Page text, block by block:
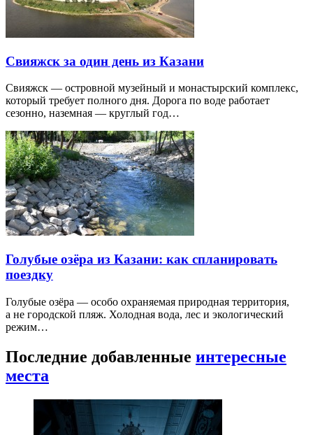
Свияжск за один день из Казани
Свияжск — островной музейный и монастырский комплекс,
который требует полного дня. Дорога по воде работает
сезонно, наземная — круглый год…
Голубые озёра из Казани: как спланировать
поездку
Голубые озёра — особо охраняемая природная территория,
а не городской пляж. Холодная вода, лес и экологический
режим…
Последние добавленные интересные
места